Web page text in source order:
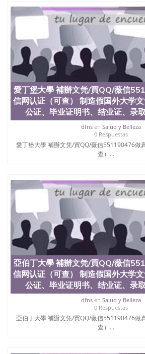
551190476哪里可以办理加拿大毕业
请学校办理假的毕业证成绩单可以吗
可以办理水印成绩单551190476哪里
GPA分数551190476假毕业证能查出
假文凭网上能查到吗551190476 如
QQ微信551190476办假大学毕业证
国外毕业证去哪认证QQ微信
QQ微信551190476国外毕业证外壳
551190476快速代办国外毕业证QQ
速拿到国外文凭QQ微信551190476
QQ微信551190476国外文凭回国认
551190476泰国文凭办理QQ微信
回国证明QQ微信551190476 国外烫
551190476外国文凭在中国有用吗QQ
德国留学回国证明QQ微信
证明QQ微信551190476国外硕士文
551190476 网上买文凭可靠吗QQ微
理QQ微信551190476国外大学文凭真
551190476办国外文凭可找工作QQ微
外大学有毕业证QQ微信551190476
格QQ微信551190476国外编号查询
办理国外文凭要交定金吗QQ微信
查文凭QQ微信551190476网上购买
微信551190476学士学位证书查询机
551190476 国外资格证书办理QQ微
办理学历认证QQ微信551190476海
QQ微信551190476 圣何塞州立大学
University, 又译为“圣荷西州立大学”
年，简称SJSU，是加州历史悠久的
西地区的公立大学之一。位于圣何
心，占地154公顷。它是一所位于加
名综合性公立大学，它以极高的就业
茅的毕业薪资，浓厚的多元化学术氛
教育质量，被《福克斯》杂志评选为
愛丁堡大學 補辦文凭/買QQ/薇信
信网认证（可查） 制造假国外大学
公证、毕业证明书、结业证、录
dfnsen Salud y Belleza
0 Respuestas
愛丁堡大學 補辦文凭/買QQ/薇信551190476做
查）...
亞伯丁大學 補辦文凭/買QQ/薇信
信网认证（可查） 制造假国外大学
公证、毕业证明书、结业证、录
dfnsen Salud y Belleza
0 Respuestas
亞伯丁大學 補辦文凭/買QQ/薇信551190476做
查）...